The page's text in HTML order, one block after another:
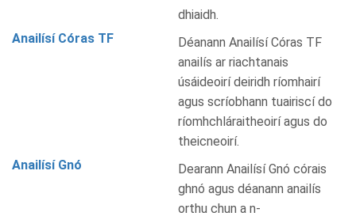
dhiaidh.
Anailísí Córas TF
Déanann Anailísí Córas TF
anailís ar riachtanais
úsáideoirí deiridh ríomhairí
agus scríobhann tuairiscí do
ríomhchláraitheoirí agus do
theicneoirí.
Anailísí Gnó
Dearann Anailísí Gnó córais
ghnó agus déanann anailís
orthu chun a n-